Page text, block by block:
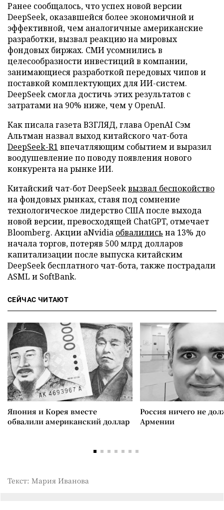
Ранее сообщалось, что успех новой версии
DeepSeek, оказавшейся более экономичной и
эффективной, чем аналогичные американские
разработки, вызвал реакцию на мировых
фондовых биржах. СМИ усомнились в
целесообразности инвестиций в компании,
занимающиеся разработкой передовых чипов и
поставкой комплектующих для ИИ-систем.
DeepSeek смогла достичь этих результатов с
затратами на 90% ниже, чем у OpenAI.
Как писала газета ВЗГЛЯД, глава OpenAI Сэм
Альтман назвал выход китайского чат-бота
DeepSeek-R1 впечатляющим событием и выразил
воодушевление по поводу появления нового
конкурента на рынке ИИ.
Китайский чат-бот DeepSeekвызвал беспокойство
на фондовых рынках, ставя под сомнение
технологическое лидерство США после выхода
новой версии, превосходящей ChatGPT, отмечает
Bloomberg. Акции аNvidia обвалились на 13% до
начала торгов, потеряв 500 млрд долларов
капитализации после выпуска китайским
DeepSeek бесплатного чат-бота, также пострадали
ASML и SoftBank.
СЕЙЧАС ЧИТАЮТ
Япония и Корея вместе
обвалили американский доллар
Россия ничего не
Армении
Текст: Мария Иванова